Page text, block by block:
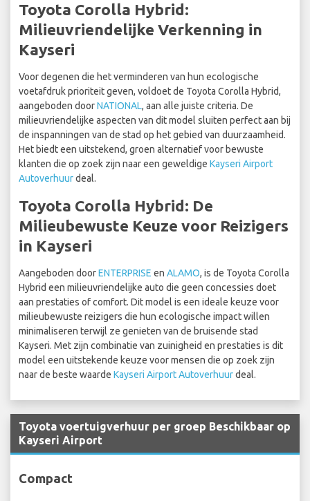
Toyota Corolla Hybrid:
Milieuvriendelijke Verkenning in
Kayseri
Voor degenen die het verminderen van hun ecologische
voetafdruk prioriteit geven, voldoet de Toyota Corolla Hybrid,
aangeboden doorNATIONAL, aan alle juiste criteria. De
milieuvriendelijke aspecten van dit model sluiten perfect aan bij
de inspanningen van de stad op het gebied van duurzaamheid.
Het biedt een uitstekend, groen alternatief voor bewuste
klanten die op zoek zijn naar een geweldige Kayseri Airport
Autoverhuurdeal.
Toyota Corolla Hybrid: De
Milieubewuste Keuze voor Reizigers
in Kayseri
Aangeboden doorENTERPRISE en ALAMO, is de Toyota Corolla
Hybrid een milieuvriendelijke auto die geen concessies doet
aan prestaties of comfort. Dit model is een ideale keuze voor
milieubewuste reizigers die hun ecologische impact willen
minimaliseren terwijl ze genieten van de bruisende stad
Kayseri. Met zijn combinatie van zuinigheid en prestaties is dit
model een uitstekende keuze voor mensen die op zoek zijn
naar de beste waarde Kayseri Airport Autoverhuurdeal.
Toyota voertuigverhuur per groep Beschikbaar op
Kayseri Airport
Compact